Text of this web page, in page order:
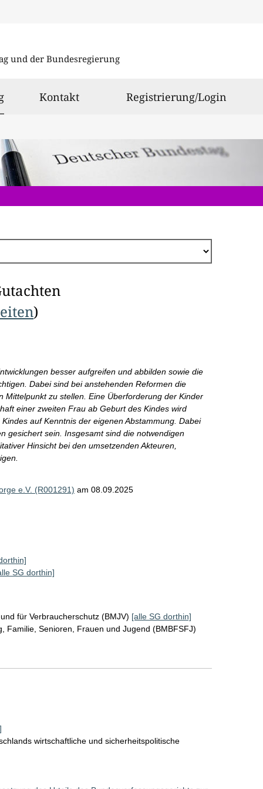
und der Bundesregierung
ausgewählt
Kontakt Registrierung/Login
)
besser aufgreifen und abbilden sowie die
Dabei sind bei anstehenden Reformen die
Mittelpunkt zu stellen. Eine Überforderung der Kinder
einer zweiten Frau ab Geburt des Kindes wird
auf Kenntnis der eigenen Abstammung. Dabei
gesichert sein. Insgesamt sind die notwendigen
Hinsicht bei den umsetzenden Akteuren,
e.V. (R001291) am 08.09.2025
SG dorthin]
für Verbraucherschutz (BMJV) [alle SG dorthin]
Familie, Senioren, Frauen und Jugend (BMBFSFJ)
wirtschaftliche und sicherheitspolitische